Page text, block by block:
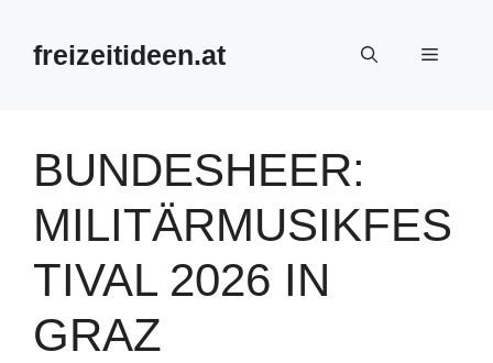
Inhalt
springenfreizeitideen.at Menü
BUNDESHEER:
MILITÄRMUSIKFES
TIVAL 2026 IN
GRAZ